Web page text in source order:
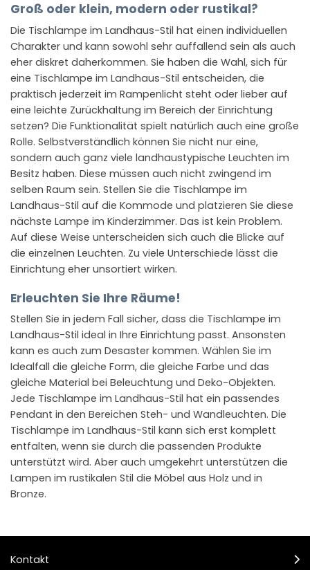
Groß oder klein, modern oder rustikal?
Die Tischlampe im Landhaus-Stil hat einen individuellen
Charakter und kann sowohl sehr auffallend sein als auch
eher diskret daherkommen. Sie haben die Wahl, sich für
eine Tischlampe im Landhaus-Stil entscheiden, die
praktisch jederzeit im Rampenlicht steht oder lieber auf
eine leichte Zurückhaltung im Bereich der Einrichtung
setzen? Die Funktionalität spielt natürlich auch eine große
Rolle. Selbstverständlich können Sie nicht nur eine,
sondern auch ganz viele landhaustypische Leuchten im
Besitz haben. Diese müssen auch nicht zwingend im
selben Raum sein. Stellen Sie die Tischlampe im
Landhaus-Stil auf die Kommode und platzieren Sie diese
nächste Lampe im Kinderzimmer. Das ist kein Problem.
Auf diese Weise unterscheiden sich auch die Blicke auf
die einzelnen Leuchten. Zu viele Unterschiede lässt die
Einrichtung eher unsortiert wirken.
Erleuchten Sie Ihre Räume!
Stellen Sie in jedem Fall sicher, dass die Tischlampe im
Landhaus-Stil ideal in Ihre Einrichtung passt. Ansonsten
kann es auch zum Desaster kommen. Wählen Sie im
Idealfall die gleiche Form, die gleiche Farbe und das
gleiche Material bei Beleuchtung und Deko-Objekten.
Jede Tischlampe im Landhaus-Stil hat ein passendes
Pendant in den Bereichen Steh- und Wandleuchten. Die
Tischlampe im Landhaus-Stil kann sich erst komplett
entfalten, wenn sie durch die passenden Produkte
unterstützt wird. Aber auch umgekehrt unterstützen die
Lampen im rustikalen Stil die Möbel aus Holz und in
Bronze.
Kontakt